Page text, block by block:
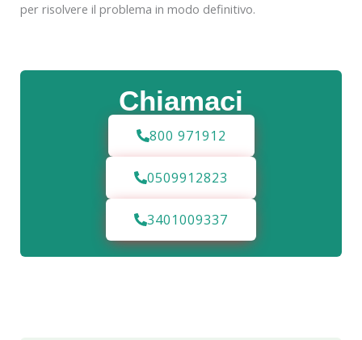
Chiamaci
800 971912
0509912823
3401009337
per risolvere il problema in modo definitivo.